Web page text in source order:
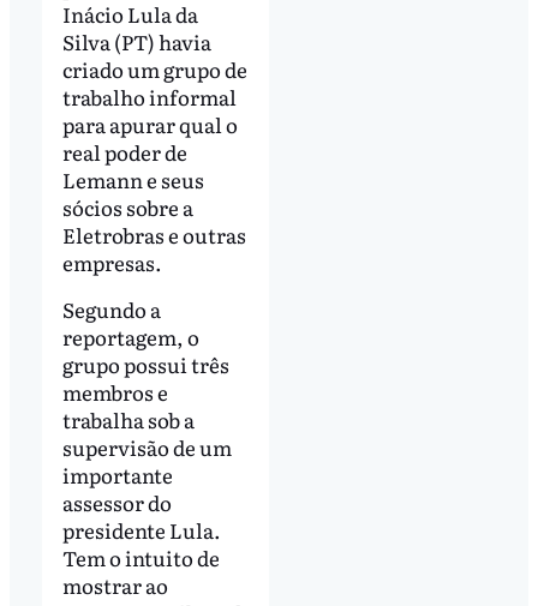
Inácio Lula da
Silva (PT) havia
criado um grupo de
trabalho informal
para apurar qual o
real poder de
Lemann e seus
sócios sobre a
Eletrobras e outras
empresas.
Segundo a
reportagem, o
grupo possui três
membros e
trabalha sob a
supervisão de um
importante
assessor do
presidente Lula.
Tem o intuito de
mostrar ao